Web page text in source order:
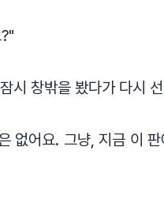
시 창밖을 봤다가 다시
없어요. 그냥, 지금 이